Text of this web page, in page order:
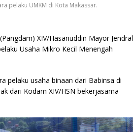
pelaku UMKM di Kota Makassar.
XIV/Hasanuddin Mayor Jendral
Usaha Mikro Kecil Menengah
pelaku usaha binaan dari Babinsa di
dari Kodam XIV/HSN bekerjasama